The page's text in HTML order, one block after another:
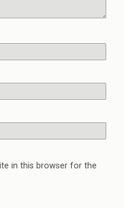
in this browser for the